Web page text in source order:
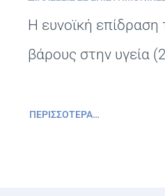
Η ευνοϊκή
βάρους στην υγεία
ΠΕΡΙΣΣΌΤΕΡΑ…